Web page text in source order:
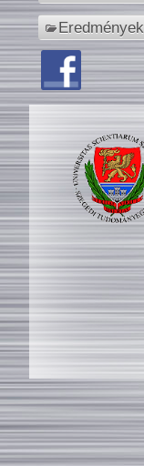
Eredmények